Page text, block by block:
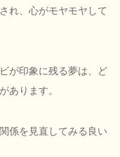
れ、心がモヤモヤして
が印象に残る夢は、ど
あります。
係を見直してみる良い